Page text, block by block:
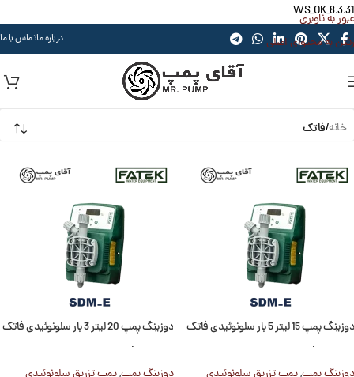
WS_OK_8.3.31
عبور به ناوبری
رفتن به محتوای اصلی
درباره ماتماس با ما
خانه/فاتک
دوزینگ پمپ 15 لیتر 5 بار سلونوئیدی فاتک
دوزینگ پمپ 20 لیتر 3 بار سلونوئیدی فاتک